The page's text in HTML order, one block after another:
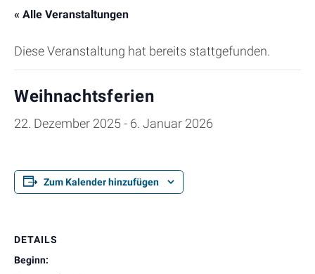
« Alle Veranstaltungen
Diese Veranstaltung hat bereits stattgefunden.
Weihnachtsferien
22. Dezember 2025- 6. Januar 2026
Zum Kalender hinzufügen
DETAILS
Beginn: